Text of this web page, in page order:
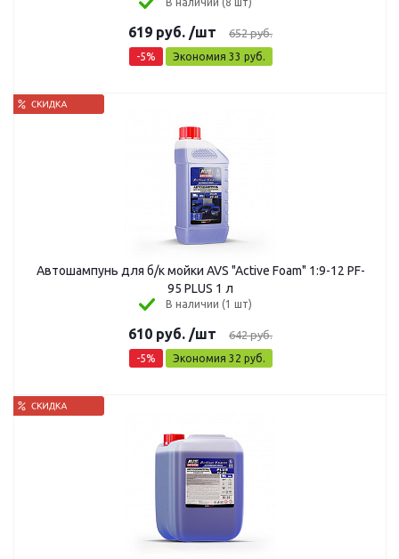
619 руб. /шт 652руб.
-5% Экономия 33 руб.
Автошампунь для б/к мойки AVS "Active Foam" 1:9-12 PF-
95 PLUS 1 л
В наличии (1 шт)
610 руб. /шт 642руб.
-5% Экономия 32 руб.